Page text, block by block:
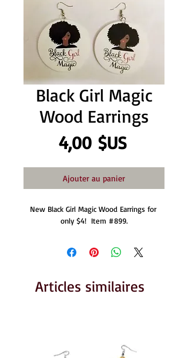
Black Girl Magic
Wood Earrings
4,00 $USPrix
Ajouter au panier
New Black Girl Magic Wood Earrings for
only $4!  Item #899.
Articles similaires